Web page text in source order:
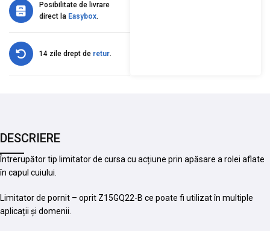
Posibilitate de livrare
direct la Easybox.
14 zile drept de retur.
DESCRIERE
Întrerupător tip limitator de cursa cu acțiune prin apăsare a rolei aflate
în capul cuiului.
Limitator de pornit – oprit Z15GQ22-B ce poate fi utilizat în multiple
aplicații și domenii.